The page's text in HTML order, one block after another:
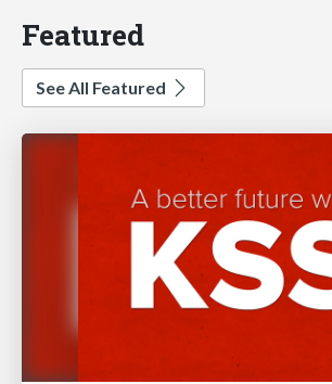
Featured
See All Featured